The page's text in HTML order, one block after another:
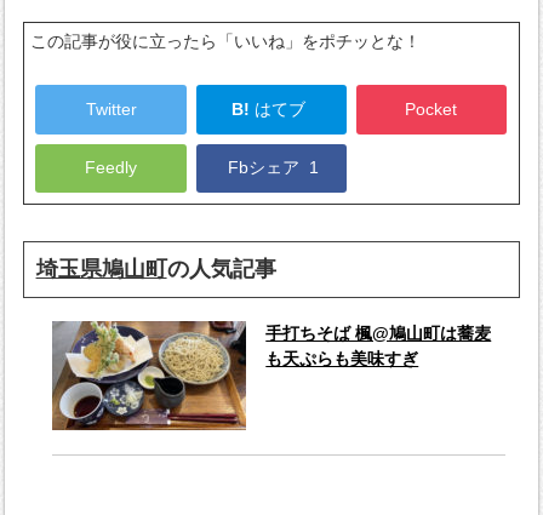
この記事が役に立ったら「いいね」をポチッとな！
Twitter B! はてブ Pocket
Feedly Fbシェア 1
埼玉県鳩山町 の人気記事
手打ちそば 楓@鳩山町は蕎麦
も天ぷらも美味すぎ